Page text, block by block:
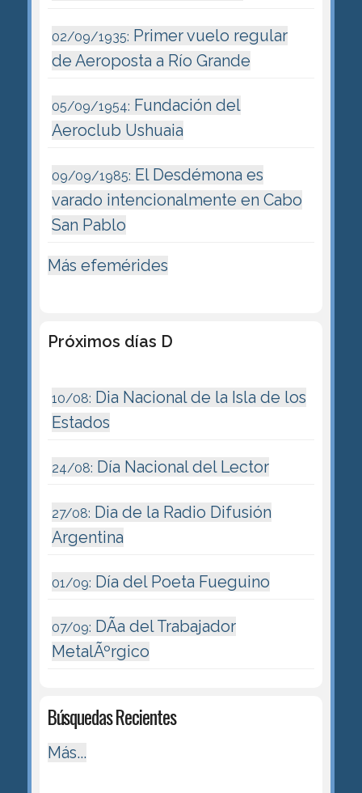
02/09/1935: Primer vuelo regular
de Aeroposta a Río Grande
05/09/1954: Fundación del
Aeroclub Ushuaia
09/09/1985: El Desdémona es
varado intencionalmente en Cabo
San Pablo
Más efemérides
Próximos días D
10/08: Dia Nacional de la Isla de los
Estados
24/08: Día Nacional del Lector
27/08: Dia de la Radio Difusión
Argentina
01/09: Día del Poeta Fueguino
07/09: DÃ­a del Trabajador
MetalÃºrgico
Búsquedas Recientes
Más...